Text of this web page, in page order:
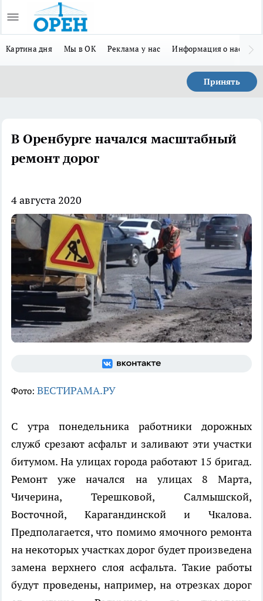
Картина дня Мы в ОК Реклама у нас Информация о нас
Принять
В Оренбурге начался масштабный
ремонт дорог
4 августа 2020
Фото: ВЕСТИРАМА.РУ
С утра понедельника работники дорожных
служб срезают асфальт и заливают эти участки
битумом. На улицах города работают 15 бригад.
Ремонт уже начался на улицах 8 Марта,
Чичерина, Терешковой, Салмышской,
Восточной, Карагандинской и Чкалова.
Предполагается, что помимо ямочного ремонта
на некоторых участках дорог будет произведена
замена верхнего слоя асфальта. Такие работы
будут проведены, например, на отрезках дорог